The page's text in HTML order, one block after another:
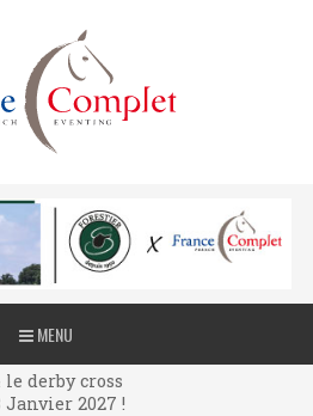
MENU
derby cross
2027 !
derby cross
2027 !